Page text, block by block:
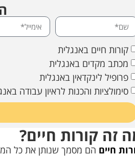
קורות חיים באנגלית
מכתב מקדים באנגלית
פרופיל לינקדאין באנגלית
סימולציות והכנות לראיון עבודה
זה קורות חיים?
חיים הם מסמך שנותן את כל